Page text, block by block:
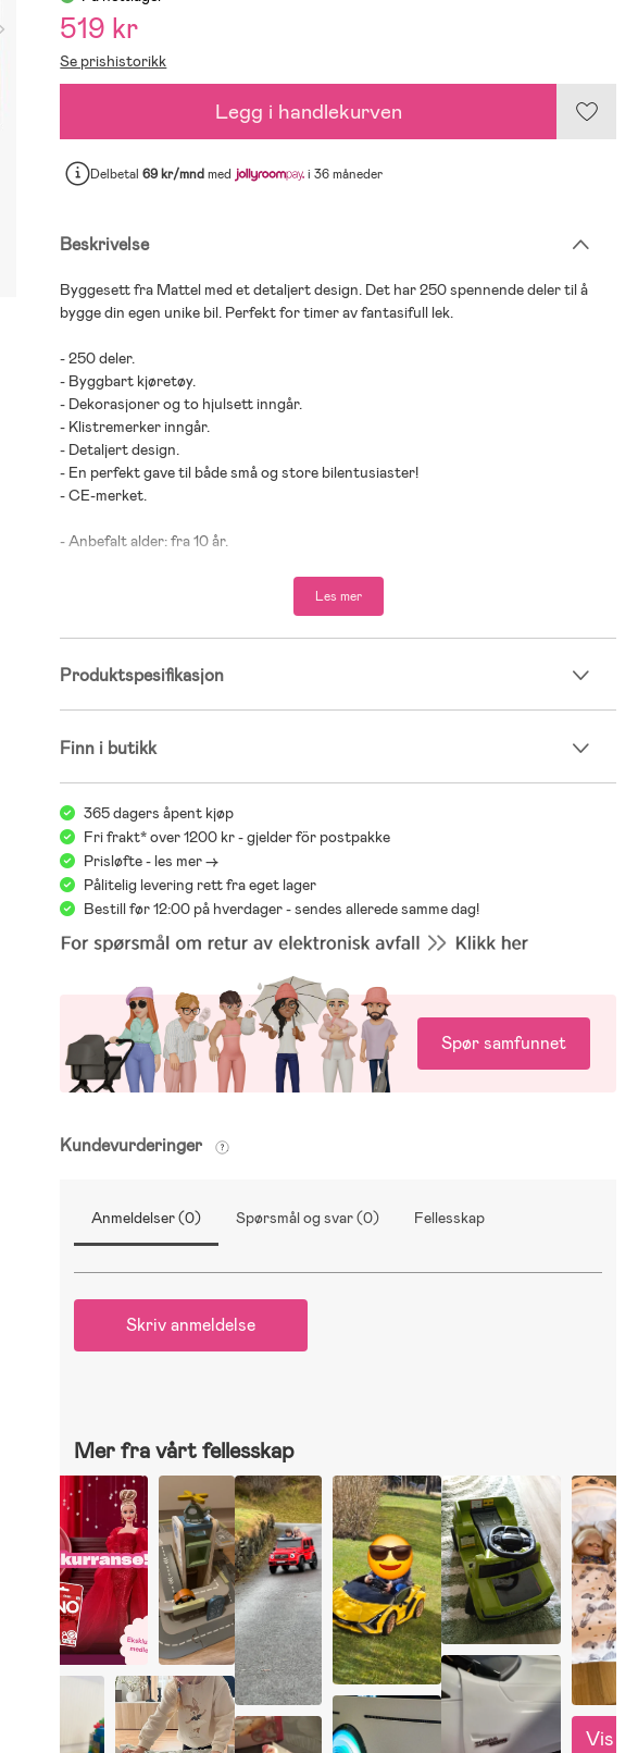
519 kr
Se prishistorikk
Legg i handlekurven
Delbetal69 kr/mnd med i 36 måneder
Beskrivelse
Byggesett fra Mattel med et detaljert design. Det har 250 spennende deler til å
bygge din egen unike bil. Perfekt for timer av fantasifull lek.
- 250 deler.
- Byggbart kjøretøy.
- Dekorasjoner og to hjulsett inngår.
- Klistremerker inngår.
- Detaljert design.
- En perfekt gave til både små og store bilentusiaster!
- CE-merket.
- Anbefalt alder: fra 10 år.
Les mer
Produktspesifikasjon
Finn i butikk
365 dagers åpent kjøp
Fri frakt* over 1200 kr - gjelder för postpakke
Prisløfte - les mer ->
Pålitelig levering rett fra eget lager
Bestill før 12:00 på hverdager - sendes allerede samme dag!
Spør samfunnet
Kundevurderinger
Anmeldelser (0) Spørsmål og svar (0) Fellesskap
Skriv anmeldelse
Mer fra vårt fellesskap
Vis